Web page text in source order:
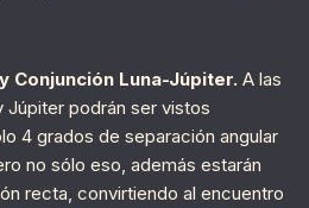
Conjunción Luna-Júpiter. A las
Júpiter podrán ser vistos
4 grados de separación angular
no sólo eso, además estarán
recta, convirtiendo al encuentro